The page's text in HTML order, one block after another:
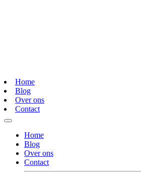
Home
Blog
Over ons
Contact
Home
Blog
Over ons
Contact